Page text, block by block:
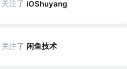
关注了 iOShuyang
关注了 闲鱼技术